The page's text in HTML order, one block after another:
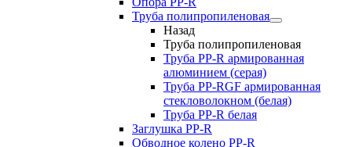
Труба полипропиленовая
Назад
Труба полипропиленовая
Труба PP-R армированная
алюминием (серая)
Труба PP-RGF армированная
стекловолокном (белая)
Труба РР-R белая
Заглушка PP-R
Обводное колено PP-R